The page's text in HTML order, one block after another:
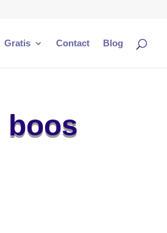
Gratis Contact Blog
boos